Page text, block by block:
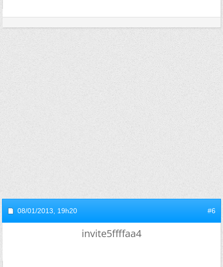
08/01/2013, 19h20 #6
invite5ffffaa4